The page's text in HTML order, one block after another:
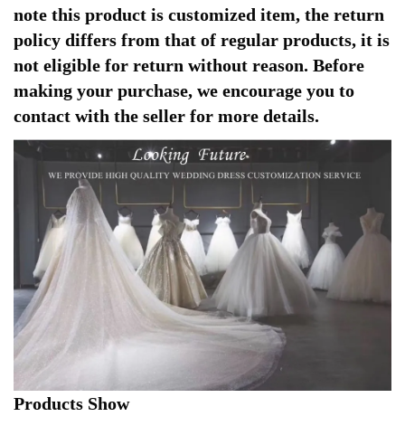
note this product is customized item, the return
policy differs from that of regular products, it is
not eligible for return without reason. Before
making your purchase, we encourage you to
contact with the seller for more details.
Products Show